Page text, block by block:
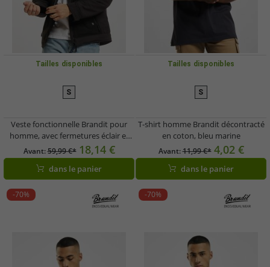
Tailles disponibles
S
Veste fonctionnelle Brandit pour
homme, avec fermetures éclair et
poches, noire
Avant:59,99 €* 18,14 €
dans le panier
Tailles disponibles
S
T-shirt homme Brandit décontracté
en coton, bleu marine
Avant:11,99 €* 4,02 €
dans le panier
-70% -70%